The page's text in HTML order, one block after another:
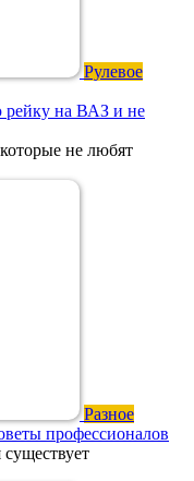
Рулевое
рейку на ВАЗ и не
не любят
Разное
профессионалов